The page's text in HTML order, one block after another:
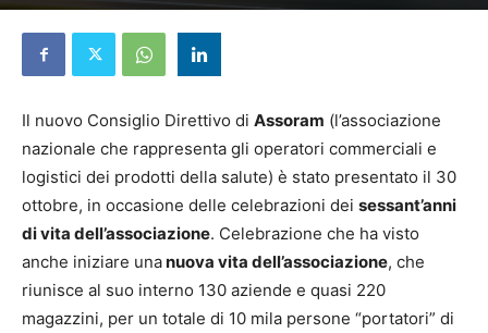
Il nuovo Consiglio Direttivo di Assoram (l’associazione
nazionale che rappresenta gli operatori commerciali e
logistici dei prodotti della salute) è stato presentato il 30
ottobre, in occasione delle celebrazioni dei sessant’anni
di vita dell’associazione. Celebrazione che ha visto
anche iniziare unanuova vita dell’associazione, che
riunisce al suo interno 130 aziende e quasi 220
magazzini, per un totale di 10 mila persone “portatori” di